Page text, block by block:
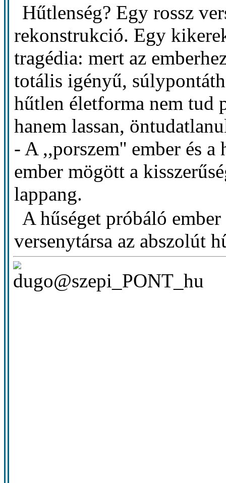
Hűtlenség? Egy rossz
rekonstrukció. Egy
tragédia: mert az
totális igényű,
hűtlen életforma nem tud
hanem lassan,
- A ,,porszem'' ember és
ember mögött a
lappang.
A hűséget próbáló
versenytársa az abszolút